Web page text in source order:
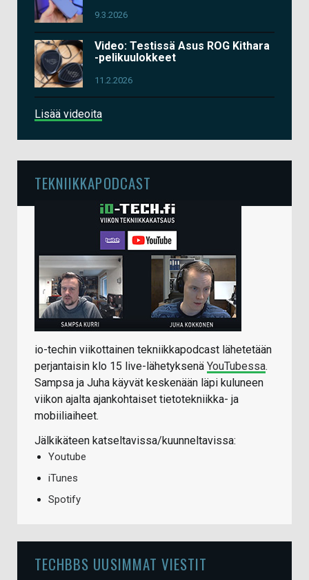
9.3.2026
Video: Testissä Asus ROG Kithara
-pelikuulokkeet
11.2.2026
Lisää videoita
TEKNIIKKAPODCAST
io-techin viikottainen tekniikkapodcast lähetetään
perjantaisin klo 15 live-lähetyksenä YouTubessa.
Sampsa ja Juha käyvät keskenään läpi kuluneen
viikon ajalta ajankohtaiset tietotekniikka- ja
mobiiliaiheet.
Jälkikäteen katseltavissa/kuunneltavissa:
Youtube
iTunes
Spotify
TECHBBS UUSIMMAT VIESTIT